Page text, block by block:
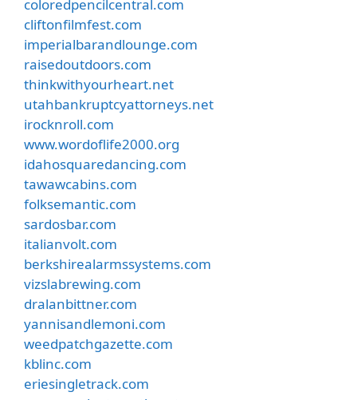
coloredpencilcentral.com
cliftonfilmfest.com
imperialbarandlounge.com
raisedoutdoors.com
thinkwithyourheart.net
utahbankruptcyattorneys.net
irocknroll.com
www.wordoflife2000.org
idahosquaredancing.com
tawawcabins.com
folksemantic.com
sardosbar.com
italianvolt.com
berkshirealarmssystems.com
vizslabrewing.com
dralanbittner.com
yannisandlemoni.com
weedpatchgazette.com
kblinc.com
eriesingletrack.com